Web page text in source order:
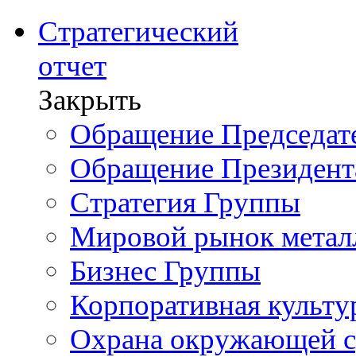
Стратегический
отчет
Закрыть
Обращение
Обращение
Стратегия Группы
Мировой рынок
Бизнес Группы
Корпоративная
Охрана окружающей